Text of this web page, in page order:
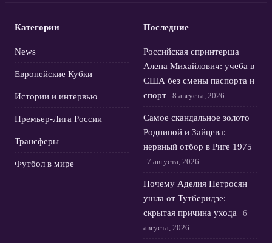
Категории
News
Европейские Кубки
Истории и интервью
Премьер-Лига России
Трансферы
Футбол в мире
Последние
Российская спринтерша
Алена Михайлович: учеба в
США без смены паспорта и
спорт
8 августа, 2026
Самое скандальное золото
Родниной и Зайцева:
нервный отбор в Риге 1975
7 августа, 2026
Почему Аделия Петросян
ушла от Тутберидзе:
скрытая причина ухода
6
августа, 2026